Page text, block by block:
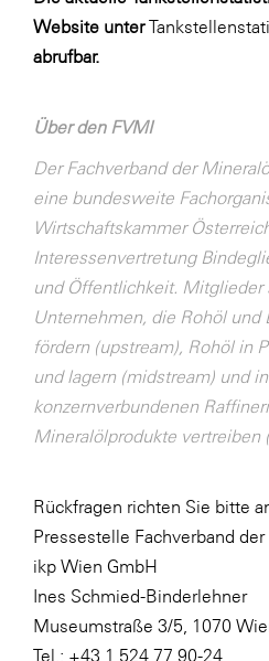
Website unter
abrufbar.
Über den FVMI
Der Fachverband der
eine bundesweite
Wirtschaftskammer
Interessenvertretung
und Öffentlichkeit. Mitglieder
Unternehmen, die Rohöl und
fördern (upstream), Rohöl in
und lagern (midstream) und
konzernverbundenen
Mineralölprodukte vertreiben
Rückfragen richten Sie bitte
Pressestelle Fachverband
ikp Wien GmbH
Ines Schmied-Binderlehner
Museumstraße 3/5, 1070
Tel.: +43 1 524 77 90-24